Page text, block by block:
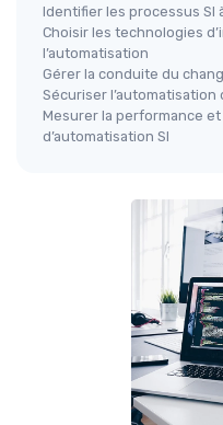
Identifier les processus SI
Choisir les technologies
l’automatisation
Gérer la conduite du
Sécuriser l’automatisation
Mesurer la performance
d’automatisation SI